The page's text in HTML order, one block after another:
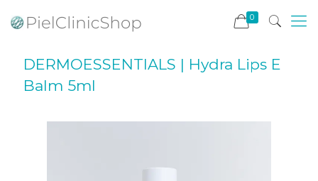
0
DERMOESSENTIALS | Hydra Lips E
Balm 5ml